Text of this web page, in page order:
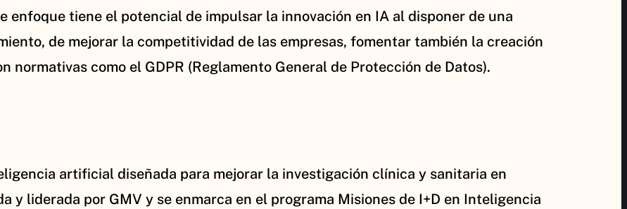
enfoque tiene el potencial de impulsar la innovación en IA al disponer de una
de mejorar la competitividad de las empresas, fomentar también la creación
normativas como el GDPR (Reglamento General de Protección de Datos).
artificial diseñada para mejorar la investigación clínica y sanitaria en
y liderada por GMV y se enmarca en el programa Misiones de I+D en Inteligencia